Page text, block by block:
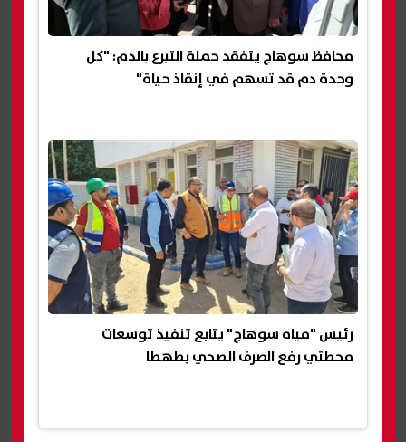
محافظ سوهاج يتفقد حملة التبرع بالدم: "كل
وحدة دم قد تسهم في إنقاذ حياة"
رئيس "مياه سوهاج" يتابع تنفيذ توسعات
محطتي رفع الصرف الصحي بطهطا